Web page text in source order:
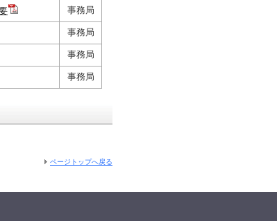
事務局
事務局
事務局
事務局
ページトップへ戻る